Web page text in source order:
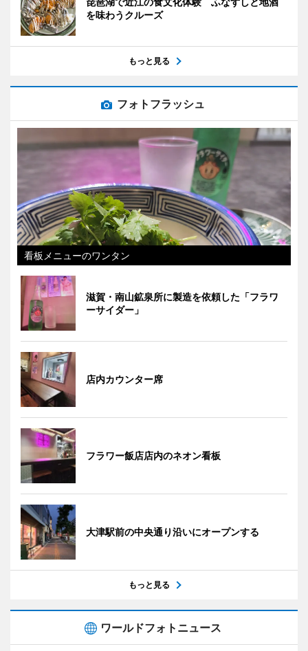
を味わうクルーズ
もっと見る
フォトフラッシュ
看板メニューのワンタン
滋賀・南山鉱泉所に製造を依頼した「フラワ
ーサイダー」
店内カウンター席
フラワー飯店店内のネオン看板
大津駅前の中央通り沿いにオープンする
もっと見る
ワールドフォトニュース